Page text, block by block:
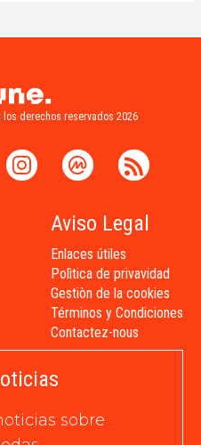
los derechos reservados 2026
Aviso Legal
Enlaces útiles
Polìtica de privavidad
Gestiòn de la cookies
Términos y Condiciones
Contactez-nous
sobre